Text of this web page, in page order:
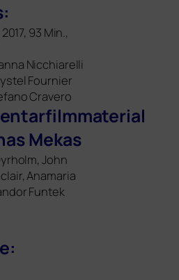
93 Min.,
Nicchiarelli
Fournier
Cravero
Mekas
John
Anamaria
Funtek